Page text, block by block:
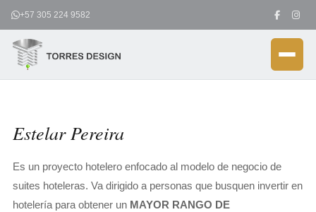
contenido
+57 305 224 9582
Estelar Pereira
Es un proyecto hotelero enfocado al modelo de negocio de
suites hoteleras. Va dirigido a personas que busquen invertir en
hotelería para obtener un MAYOR RANGO DE